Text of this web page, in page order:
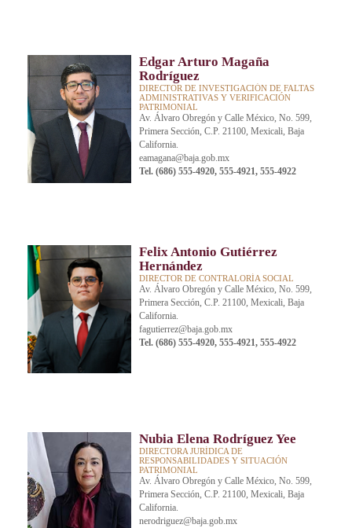
Edgar Arturo Magaña
Rodríguez
DIRECTOR DE INVESTIGACIÓN DE FALTAS
ADMINISTRATIVAS Y VERIFICACIÓN
PATRIMONIAL
Av. Álvaro Obregón y Calle México, No. 599,
Primera Sección, C.P. 21100, Mexicali, Baja
California.
eamagana@baja.gob.mx
Tel. (686) 555-4920, 555-4921, 555-4922
Felix Antonio Gutiérrez
Hernández
DIRECTOR DE CONTRALORÍA SOCIAL
Av. Álvaro Obregón y Calle México, No. 599,
Primera Sección, C.P. 21100, Mexicali, Baja
California.
fagutierrez@baja.gob.mx
Tel. (686) 555-4920, 555-4921, 555-4922
Nubia Elena Rodríguez Yee
DIRECTORA JURÍDICA DE
RESPONSABILIDADES Y SITUACIÓN
PATRIMONIAL
Av. Álvaro Obregón y Calle México, No. 599,
Primera Sección, C.P. 21100, Mexicali, Baja
California.
nerodriguez@baja.gob.mx